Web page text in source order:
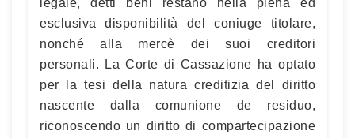
legale, detti beni restano nella piena ed
esclusiva disponibilità del coniuge titolare,
nonché alla mercè dei suoi creditori
personali. La Corte di Cassazione ha optato
per la tesi della natura creditizia del diritto
nascente dalla comunione de residuo,
riconoscendo un diritto di compartecipazione